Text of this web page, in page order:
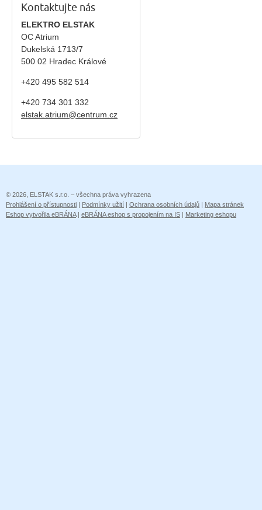
Kontaktujte nás
ELEKTRO ELSTAK
OC Atrium
Dukelská 1713/7
500 02 Hradec Králové
+420 495 582 514
+420 734 301 332
elstak.atrium@centrum.cz
© 2026, ELSTAK s.r.o. – všechna práva vyhrazena
Prohlášení o přístupnosti | Podmínky užití | Ochrana osobních údajů | Mapa stránek
Eshop vytvořila eBRÁNA| eBRÁNA eshop s propojením na IS | Marketing eshopu